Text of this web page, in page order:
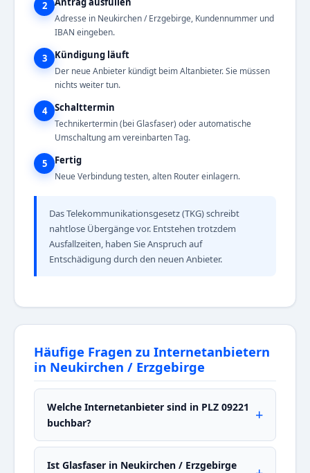
2
Adresse in Neukirchen / Erzgebirge, Kundennummer und
IBAN eingeben.
3 Kündigung läuft
Der neue Anbieter kündigt beim Altanbieter. Sie müssen
nichts weiter tun.
4 Schalttermin
Technikertermin (bei Glasfaser) oder automatische
Umschaltung am vereinbarten Tag.
5 Fertig
Neue Verbindung testen, alten Router einlagern.
Das Telekommunikationsgesetz (TKG) schreibt
nahtlose Übergänge vor. Entstehen trotzdem
Ausfallzeiten, haben Sie Anspruch auf
Entschädigung durch den neuen Anbieter.
Häufige Fragen zu Internetanbietern
in Neukirchen / Erzgebirge
Welche Internetanbieter sind in PLZ 09221
buchbar?
Ist Glasfaser in Neukirchen / Erzgebirge